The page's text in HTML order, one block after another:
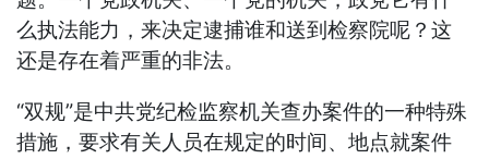
么执法能力，来决定逮捕谁和送到检察院呢？这
还是存在着严重的非法。
“双规”是中共党纪检监察机关查办案件的一种特殊
措施，要求有关人员在规定的时间、地点就案件